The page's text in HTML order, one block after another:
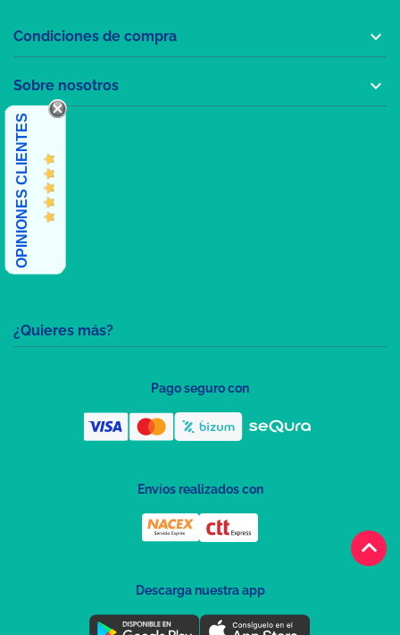
keyboard_arrow_up
¿Quieres más?
Condiciones de compra 
Sobre nosotros 
OPINIONES CLIENTES
Pago seguro con
Envíos realizados con
Descarga nuestra app